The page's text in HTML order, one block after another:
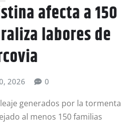
afecta a 150
labores de
2026 0
generados por la tormenta
al menos 150 familias